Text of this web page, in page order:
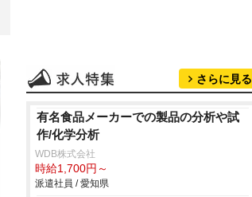
さらに見る
有名食品メーカーでの製品の分析や試
作/化学分析
WDB株式会社
時給1,700円～
派遣社員 / 愛知県